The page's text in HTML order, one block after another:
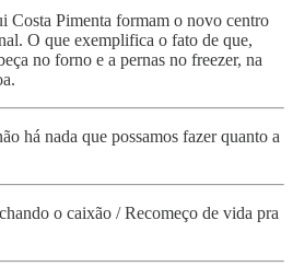
Costa Pimenta formam o novo centro
O que exemplifica o fato de que,
no forno e a pernas no freezer, na
há nada que possamos fazer quanto a
o caixão / Recomeço de vida pra